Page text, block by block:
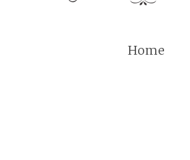
Home